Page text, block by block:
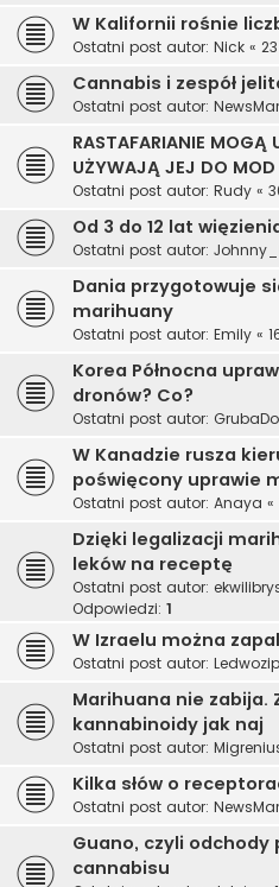
W Kalifornii rośnie
Ostatni post autor: Nick «
Cannabis i zespół
Ostatni post autor:
RASTAFARIANIE MOGĄ
UŻYWAJĄ JEJ DO MOD
Ostatni post autor: Rudy «
Od 3 do 12 lat
Ostatni post autor:
Dania przygotowuje
marihuany
Ostatni post autor: Emily «
Korea Północna
dronów? Co?
Ostatni post autor:
W Kanadzie rusza
poświęcony uprawie
Ostatni post autor: Anaya «
Dzięki legalizacji
leków na receptę
Ostatni post autor:
Odpowiedzi: 1
W Izraelu można
Ostatni post autor: Ledwozip
Marihuana nie
kannabinoidy jak naj
Ostatni post autor:
Kilka słów o
Ostatni post autor:
Guano, czyli
cannabisu